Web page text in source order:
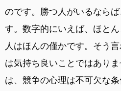
のです。勝つ人がいるなら
す。数字的にいえば、ほと
人はほんの僅かです。そう
は気持ち良いことではあり
は、競争の心理は不可欠な